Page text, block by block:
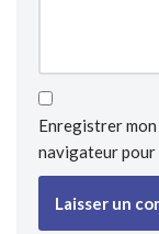
Enregistrer mon
navigateur pour